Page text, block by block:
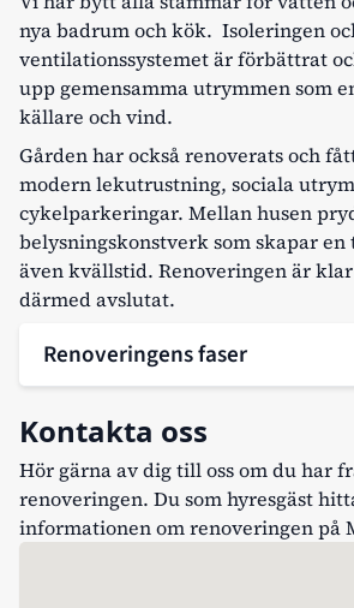
nya badrum och kök. Isoleringen
ventilationssystemet är förbättrat
upp gemensamma utrymmen som
källare och vind.
Gården har också renoverats och
modern lekutrustning, sociala
cykelparkeringar. Mellan husen
belysningskonstverk som skapar
även kvällstid. Renoveringen är
därmed avslutat.
Renoveringens faser
Kontakta oss
Hör gärna av dig till oss om du har
renoveringen. Du som hyresgäst
informationen om renoveringen på